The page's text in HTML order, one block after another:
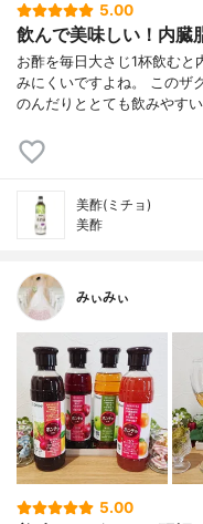
5.00
飲んで美味しい！内臓
お酢を毎日大さじ1杯飲むと
みにくいですよね。 このザ
のんだりととても飲みやす
美酢(ミチョ)
美酢
みぃみぃ
5.00